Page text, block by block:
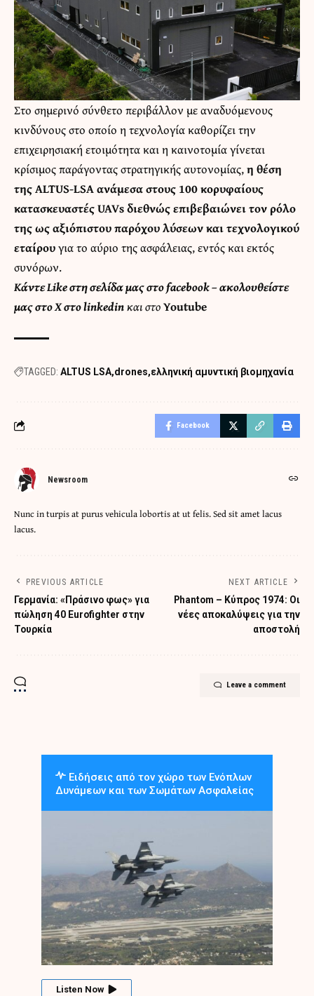
Στο σημερινό σύνθετο περιβάλλον με αναδυόμενους
κινδύνους στο οποίο η τεχνολογία καθορίζει την
επιχειρησιακή ετοιμότητα και η καινοτομία γίνεται
κρίσιμος παράγοντας στρατηγικής αυτονομίας,η θέση
της ALTUS-LSA ανάμεσα στους 100 κορυφαίους
κατασκευαστές UAVs διεθνώς επιβεβαιώνει τον ρόλο
της ως αξιόπιστου παρόχου λύσεων και τεχνολογικού
εταίρουγια το αύριο της ασφάλειας, εντός και εκτός
συνόρων.
ΚάντεLike στη σελίδα μας στο facebook– ακολουθείστε
μας στοXστοlinkedinκαι στοYoutube
TAGGED: ALTUS LSA drones ελληνική αμυντική βιομηχανία
Facebook
Newsroom
Nunc in turpis at purus vehicula lobortis at ut felis. Sed sit amet lacus
lacus.
PREVIOUS ARTICLE
Γερμανία: «Πράσινο φως» για
πώληση 40 Eurofighter στην
Τουρκία
NEXT ARTICLE
Phantom – Κύπρος 1974: Οι
νέες αποκαλύψεις για την
αποστολή
Leave a comment
Ειδήσεις από τον χώρο των Ενόπλων
Δυνάμεων και των Σωμάτων Ασφαλείας
Listen Now